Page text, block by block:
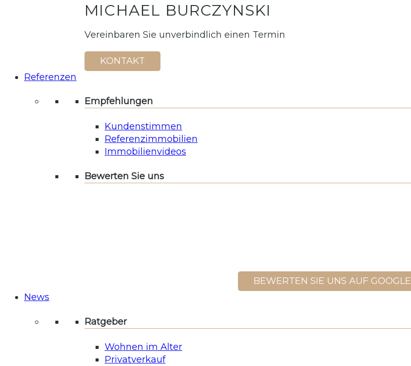
MICHAEL BURCZYNSKI
Vereinbaren Sie unverbindlich einen Termin
KONTAKT
Referenzen
Empfehlungen
Kundenstimmen
Referenzimmobilien
Immobilienvideos
Bewerten Sie uns
BEWERTEN SIE UNS AUF GOOGLE
News
Ratgeber
Wohnen im Alter
Privatverkauf